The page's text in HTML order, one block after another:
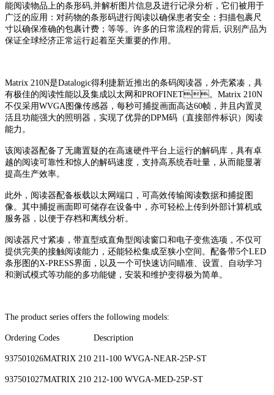
能阅读物品上的条形码,并解析图片信息及进行记录分析，它们被用于
广泛的应用：对药物的条形码进行阅读以确保患者安全；扫描包裹尺
寸以确保准确的包裹计费；等等。许多的日常流程的背后, 识别产品为
保证全球经济正常运行起着至关重要的作用。
Matrix 210N是Datalogic得利捷新近推出的条码阅读器，外壳紧凑，具
有极佳的阅读性能以及集成以太网和PROFINET。Matrix 210N
不仅采用WVGA图像传感器，每秒可捕捉画面高达60帧，并且内置灵
活且功能强大的照明器，实现了优异的DPM码（直接部件标识）阅读
能力。
该阅读器配备了无庸置疑的在高速硬件平台上运行的解码库，具有卓
越的阅读可靠性和惊人的解码速度，支持高系统吞吐量，从而能显著
提高生产效率。
此外，阅读器配备板载以太网端口，可高效传输阅读数据和捕捉图
像。其中捕捉画面即可储存在设备中，亦可轻松上传到外部计算机或
服务器，以便于存档和离线分析。
阅读器尺寸紧凑，带直型或直角型阅读窗口和电子变焦选项，不仅可
提供完美的接触阅读能力，还能轻松集成至狭小空间。配备带5个LED
条形图的X-PRESS界面，以及一个可快速访问瞄准、设置、自动学习
和测试模式等功能的多功能键，安装和维护变得极为简单。
The product series offers the following models:
Ordering Codes Description
937501026MATRIX 210 211-100 WVGA-NEAR-25P-ST
937501027MATRIX 210 212-100 WVGA-MED-25P-ST